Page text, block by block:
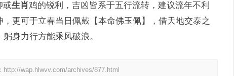
或生肖鸡的锐利，吉凶皆系于五行流转，建议流年不利
更可于立春当日佩戴【本命佛玉佩】，借天地交泰之
身力行方能乘风破浪。
http://wap.hlwvv.com/archives/877.html